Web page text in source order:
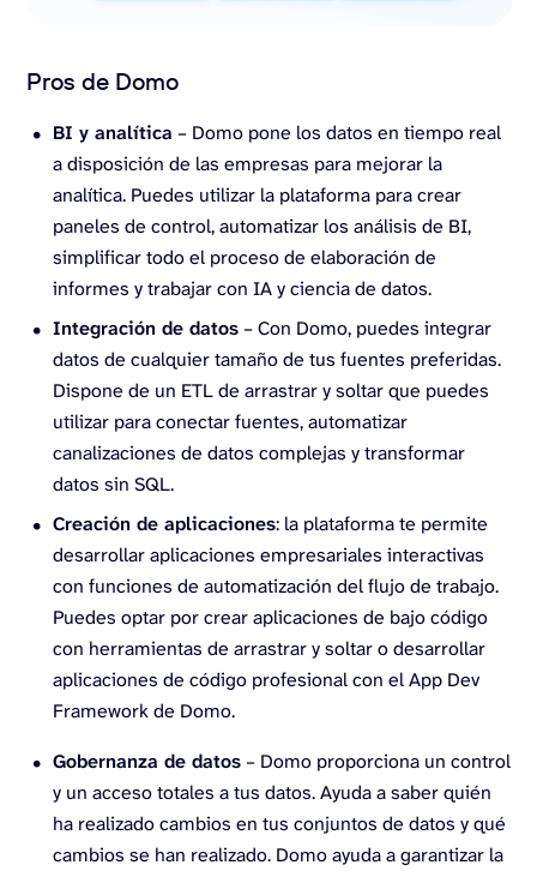
Pros de Domo
BI y analítica – Domo pone los datos en tiempo real
a disposición de las empresas para mejorar la
analítica. Puedes utilizar la plataforma para crear
paneles de control, automatizar los análisis de BI,
simplificar todo el proceso de elaboración de
informes y trabajar con IA y ciencia de datos.
Integración de datos– Con Domo, puedes integrar
datos de cualquier tamaño de tus fuentes preferidas.
Dispone de un ETL de arrastrar y soltar que puedes
utilizar para conectar fuentes, automatizar
canalizaciones de datos complejas y transformar
datos sin SQL.
Creación de aplicaciones: la plataforma te permite
desarrollar aplicaciones empresariales interactivas
con funciones de automatización del flujo de trabajo.
Puedes optar por crear aplicaciones de bajo código
con herramientas de arrastrar y soltar o desarrollar
aplicaciones de código profesional con el App Dev
Framework de Domo.
Gobernanza de datos– Domo proporciona un control
y un acceso totales a tus datos. Ayuda a saber quién
ha realizado cambios en tus conjuntos de datos y qué
cambios se han realizado. Domo ayuda a garantizar la